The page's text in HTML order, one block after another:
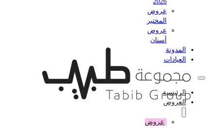
عروض
المختبر
عروض
أسنان
المدونة
العيادات
الرئيسية
العروض
عروض